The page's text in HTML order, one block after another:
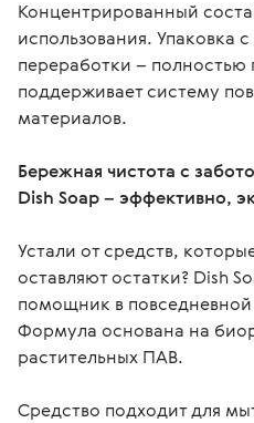
Концентрированный
использования. Упаковка
переработки – полностью
поддерживает систему
материалов.
Бережная чистота с
Dish Soap – эффективно,
Устали от средств,
оставляют остатки? Dish
помощник в
Формула основана на
растительных ПАВ.
Средство подходит для